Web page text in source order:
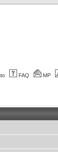
FAQ MP